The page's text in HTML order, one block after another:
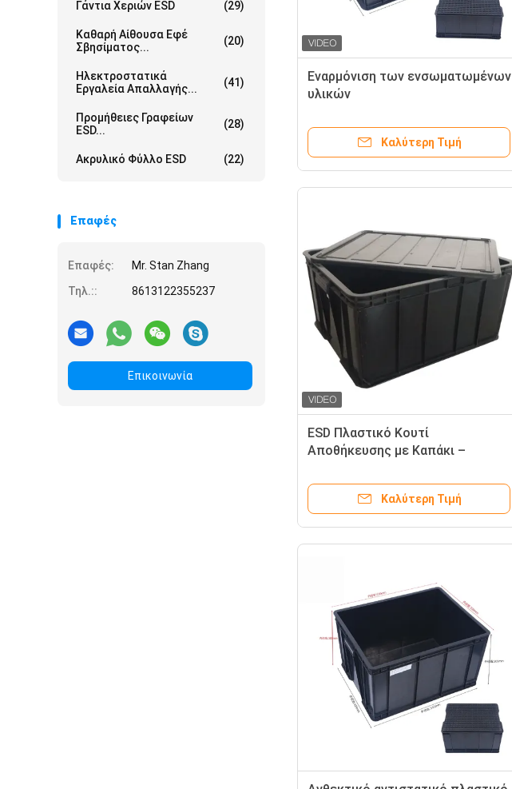
Γάντια Χεριών ESD (29)
Καθαρή Αίθουσα Εφέ
Σβησίματος...
(20)
Ηλεκτροστατικά
Εργαλεία Απαλλαγής...
(41)
Προμήθειες Γραφείων
ESD...
(28)
Ακρυλικό Φύλλο ESD (22)
Επαφές
Επαφές:
Mr. Stan Zhang
Τηλ.::
8613122355237
Επικοινωνία
Εναρμόνιση των ενσωματωμένων
υλικών
Καλύτερη Τιμή
ESD Πλαστικό Κουτί
Αποθήκευσης με Καπάκι –
Καλύτερη Τιμή